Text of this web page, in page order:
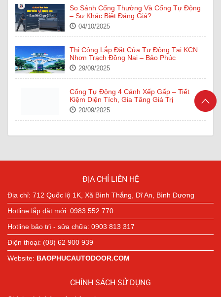
So Sánh Cổng Thường Và Cổng Tự Động
– Sự Khác Biệt Đáng Giá?
04/10/2025
Thi Công Lắp Đặt Cửa Tự Động Tại KCN
Nhơn Trạch Đồng Nai – Bảo Phúc
29/09/2025
Cổng Tự Động 4 Cánh Xếp Gấp – Tiết
Kiệm Diện Tích, Gia Tăng Giá Trị
20/09/2025
16/09/2025
ĐỊA CHỈ LIÊN HỆ
Địa chỉ: 712 Quốc lộ 1K, Xã Bình Thắng, Dĩ An, Bình Dương
Hotline lắp đặt mới: 0983 552 770
Hotline bảo trì - sửa chữa: 0903 813 317
Điện thoại: (08) 62 900 939
Website: BAOPHUCAUTODOOR.COM
CHÍNH SÁCH SỬ DỤNG